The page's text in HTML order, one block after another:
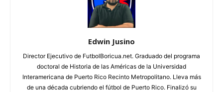
Edwin Jusino
Director Ejecutivo de FutbolBoricua.net. Graduado del programa
doctoral de Historia de las Américas de la Universidad
Interamericana de Puerto Rico Recinto Metropolitano. Lleva más
de una década cubriendo el fútbol de Puerto Rico. Finalizó su